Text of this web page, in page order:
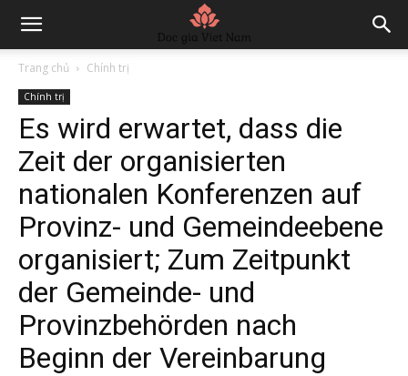
Trang chủ Chính trị
Chính trị
Es wird erwartet, dass die
Zeit der organisierten
nationalen Konferenzen auf
Provinz- und Gemeindeebene
organisiert; Zum Zeitpunkt
der Gemeinde- und
Provinzbehörden nach
Beginn der Vereinbarung